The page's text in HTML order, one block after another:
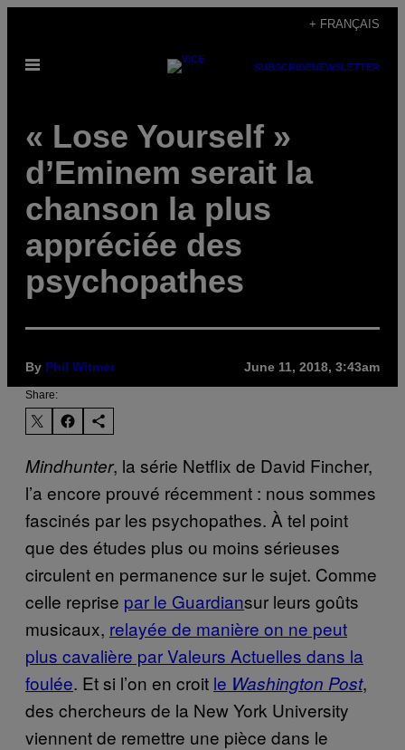
content
+ FRANÇAIS
Open
SUBSCRIBENEWSLETTER
« Lose Yourself »
d’Eminem serait la
chanson la plus
appréciée des
psychopathes
By Phil Witmer June 11, 2018, 3:43am
Share:
Mindhunter, la série Netflix de David Fincher,
l’a encore prouvé récemment : nous sommes
fascinés par les psychopathes. À tel point
que des études plus ou moins sérieuses
circulent en permanence sur le sujet. Comme
celle reprise par le Guardiansur leurs goûts
musicaux, relayée de manière on ne peut
plus cavalière par Valeurs Actuelles dans la
foulée. Et si l’on en croit le Washington Post,
des chercheurs de la New York University
viennent de remettre une pièce dans le